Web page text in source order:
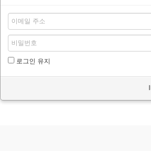
로그인 유지